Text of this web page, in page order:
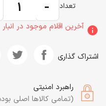
تعداد -
info آخرین اقلام موجود در انبار
اشتراک گذاری
راهبرد امنیتی
(تمامی کالاها اصلی